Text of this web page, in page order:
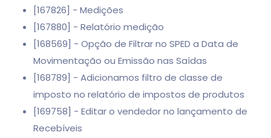
[167826] - Medições
[167880] - Relatório medição
[168569] - Opção de Filtrar no SPED a Data de
Movimentação ou Emissão nas Saídas
[168789] - Adicionamos filtro de classe de
imposto no relatório de impostos de produtos
[169758] - Editar o vendedor no lançamento de
Recebíveis